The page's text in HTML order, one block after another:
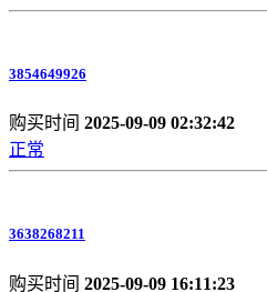
3854649926
购买时间 2025-09-09 02:32:42
正常
3638268211
购买时间 2025-09-09 16:11:23